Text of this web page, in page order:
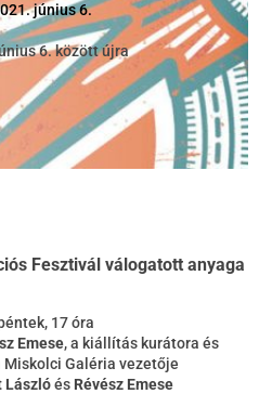
június 6.
6. között újra
Fesztivál válogatott anyaga
17 óra
Emese, a kiállítás kurátora és
Miskolci Galéria vezetője
Lászlóés Révész Emese